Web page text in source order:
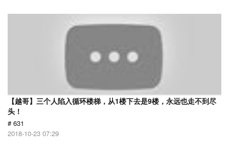
【越哥】三个人陷入循环楼梯，从1楼下去是9楼，永远也走不到尽
头！
# 631
2018-10-23 07:29